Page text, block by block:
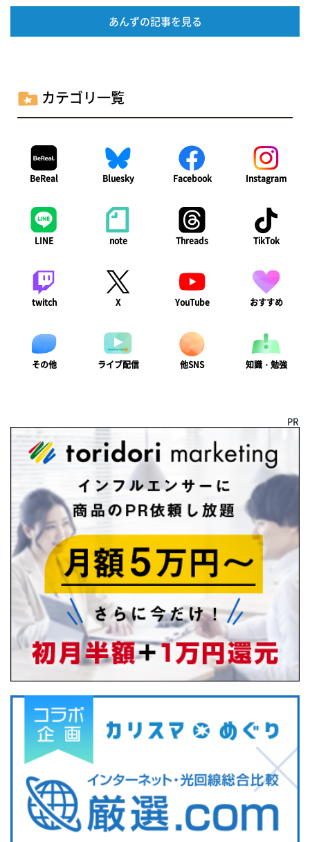
あんずの記事を見る
カテゴリ一覧
BeReal Bluesky Facebook Instagram
LINE note Threads TikTok
twitch X YouTube おすすめ
その他 ライブ配信 他SNS 知識・勉強
PR